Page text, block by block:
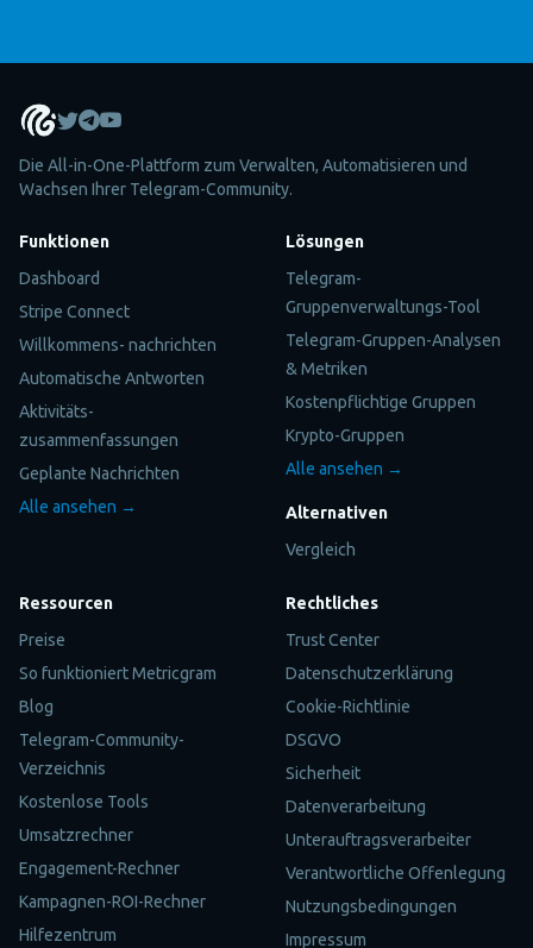
Die All-in-One-Plattform zum Verwalten, Automatisieren und
Wachsen Ihrer Telegram-Community.
Funktionen
Dashboard
Stripe Connect
Willkommens- nachrichten
Automatische Antworten
Aktivitäts-
zusammenfassungen
Geplante Nachrichten
Alle ansehen →
Lösungen
Telegram-
Gruppenverwaltungs-Tool
Telegram-Gruppen-Analysen
& Metriken
Kostenpflichtige Gruppen
Krypto-Gruppen
Alle ansehen →
Alternativen
Vergleich
Ressourcen
Preise
So funktioniert Metricgram
Blog
Telegram-Community-
Verzeichnis
Kostenlose Tools
Umsatzrechner
Engagement-Rechner
Kampagnen-ROI-Rechner
Hilfezentrum
Rechtliches
Trust Center
Datenschutzerklärung
Cookie-Richtlinie
DSGVO
Sicherheit
Datenverarbeitung
Unterauftragsverarbeiter
Verantwortliche Offenlegung
Nutzungsbedingungen
Impressum